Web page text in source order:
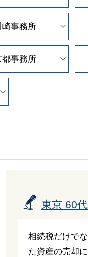
崎事務所
都事務所
東京 60
相続税だけで
た資産の売却